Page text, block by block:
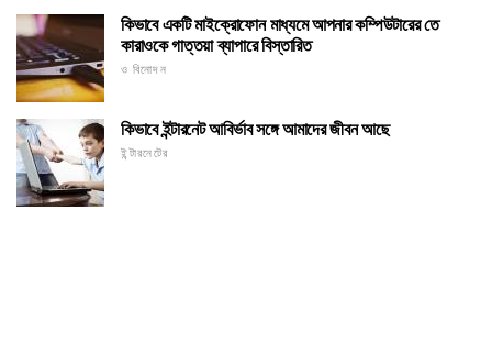
কিভাবে একটি মাইক্রোফোন মাধ্যমে আপনার কম্পিউটারের তে
কারাওকে গাত্তয়া ব্যাপারে বিস্তারিত
ও বিনোদন
কিভাবে ইন্টারনেট আবির্ভাব সঙ্গে আমাদের জীবন আছে
ইন্টারনেটের